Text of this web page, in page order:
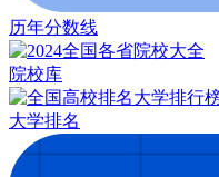
历年分数线
院校库
大学排名